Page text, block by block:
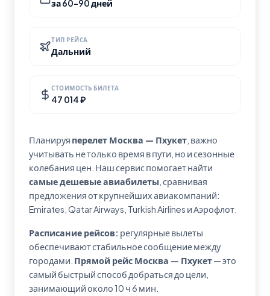
за 60-90 дней
ТИП РЕЙСА
Дальний
СТОИМОСТЬ БИЛЕТА
47 014 ₽
Планируя перелет Москва — Пхукет , важно
учитывать не только время в пути, но и сезонные
колебания цен. Наш сервис помогает найти
самые дешевые авиабилеты , сравнивая
предложения от крупнейших авиакомпаний:
Emirates, Qatar Airways, Turkish Airlines и Аэрофлот.
Расписание рейсов: регулярные вылеты
обеспечивают стабильное сообщение между
городами. Прямой рейс Москва — Пхукет— это
самый быстрый способ добраться до цели,
занимающий около 10 ч 6 мин.